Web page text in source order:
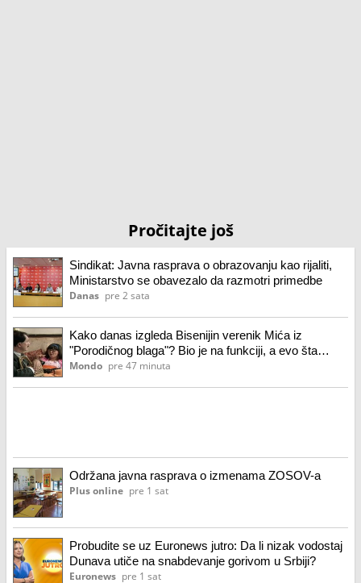
Pročitajte još
Sindikat: Javna rasprava o obrazovanju kao rijaliti,
Ministarstvo se obavezalo da razmotri primedbe
Danas pre 2 sata
Kako danas izgleda Bisenijin verenik Mića iz
"Porodičnog blaga"? Bio je na funkciji, a evo šta
danas radi
Mondo pre 47 minuta
Održana javna rasprava o izmenama ZOSOV-a
Plus online pre 1 sat
Probudite se uz Euronews jutro: Da li nizak vodostaj
Dunava utiče na snabdevanje gorivom u Srbiji?
Euronews pre 1 sat